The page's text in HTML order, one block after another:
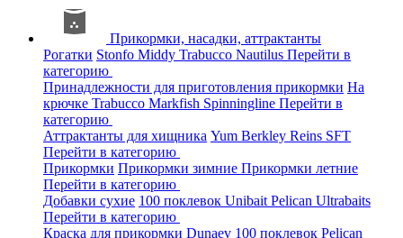
Прикормки, насадки, аттрактанты
Рогатки Stonfo Middy Trabucco Nautilus Перейти в
категорию
Принадлежности для приготовления прикормки На
крючке Trabucco Markfish Spinningline Перейти в
категорию
Аттрактанты для хищника Yum Berkley Reins SFT
Перейти в категорию
Прикормки Прикормки зимние Прикормки летние
Перейти в категорию
Добавки сухие 100 поклевок Unibait Pelican Ultrabaits
Перейти в категорию
Краска для прикормки Dunaev 100 поклевок Pelican